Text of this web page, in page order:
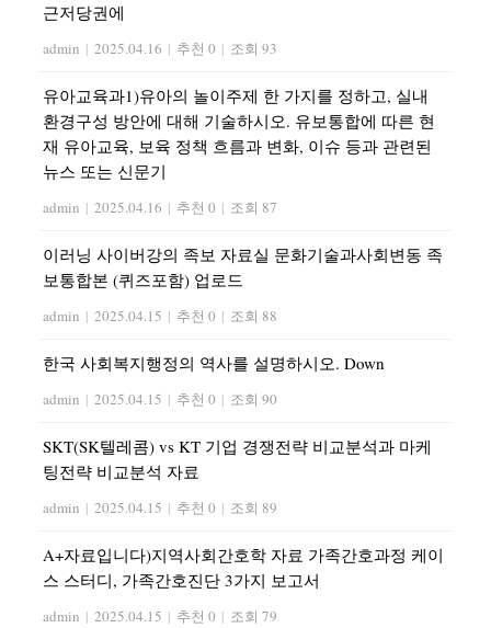
근저당권에
admin | 2025.04.16 | 추천 0 | 조회 93
유아교육과1)유아의 놀이주제 한 가지를 정하고, 실내
환경구성 방안에 대해 기술하시오. 유보통합에 따른 현
재 유아교육, 보육 정책 흐름과 변화, 이슈 등과 관련된
뉴스 또는 신문기
admin | 2025.04.16 | 추천 0 | 조회 87
이러닝 사이버강의 족보 자료실 문화기술과사회변동 족
보통합본 (퀴즈포함) 업로드
admin | 2025.04.15 | 추천 0 | 조회 88
한국 사회복지행정의 역사를 설명하시오. Down
admin | 2025.04.15 | 추천 0 | 조회 90
SKT(SK텔레콤) vs KT 기업 경쟁전략 비교분석과 마케
팅전략 비교분석 자료
admin | 2025.04.15 | 추천 0 | 조회 89
A+자료입니다)지역사회간호학 자료 가족간호과정 케이
스 스터디, 가족간호진단 3가지 보고서
admin | 2025.04.15 | 추천 0 | 조회 79